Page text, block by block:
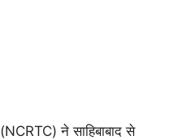
(NCRTC) ने साहिबाबाद से